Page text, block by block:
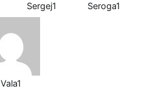
Sergej1 Seroga1
Vala1